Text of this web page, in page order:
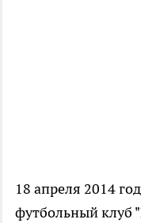
18 апреля 2014
футбольный клуб